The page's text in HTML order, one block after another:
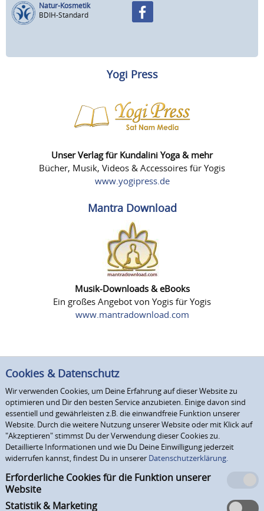
Natur-Kosmetik
BDIH-Standard
Yogi Press
Unser Verlag für Kundalini Yoga & mehr
Bücher, Musik, Videos & Accessoires für Yogis
www.yogipress.de
Mantra Download
Musik-Downloads & eBooks
Ein großes Angebot von Yogis für Yogis
www.mantradownload.com
Cookies & Datenschutz
Wir verwenden Cookies, um Deine Erfahrung auf dieser Website zu
optimieren und Dir den besten Service anzubieten. Einige davon sind
essentiell und gewährleisten z.B. die einwandfreie Funktion unserer
Website. Durch die weitere Nutzung unserer Website oder mit Klick auf
"Akzeptieren" stimmst Du der Verwendung dieser Cookies zu.
Detaillierte Informationen und wie Du Deine Einwilligung jederzeit
widerrufen kannst, findest Du in unserer Datenschutzerklärung.
Erforderliche Cookies für die Funktion unserer
Website
Statistik & Marketing